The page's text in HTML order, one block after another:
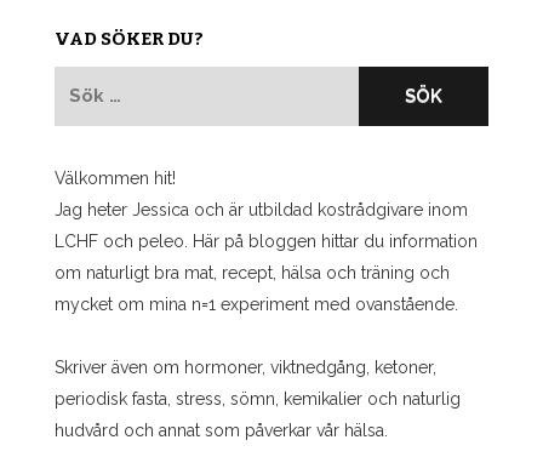
VAD SÖKER DU?
Välkommen hit!
Jag heter Jessica och är utbildad kostrådgivare inom
LCHF och peleo. Här på bloggen hittar du information
om naturligt bra mat, recept, hälsa och träning och
mycket om mina n=1 experiment med ovanstående.
Skriver även om hormoner, viktnedgång, ketoner,
periodisk fasta, stress, sömn, kemikalier och naturlig
hudvård och annat som påverkar vår hälsa.